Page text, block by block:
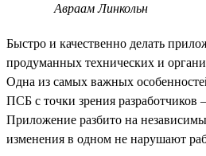
Авраам Линкольн
Быстро и качественно делать
продуманных технических и
Одна из самых важных
ПСБ с точки зрения разработчиков
Приложение разбито на
изменения в одном не нарушают